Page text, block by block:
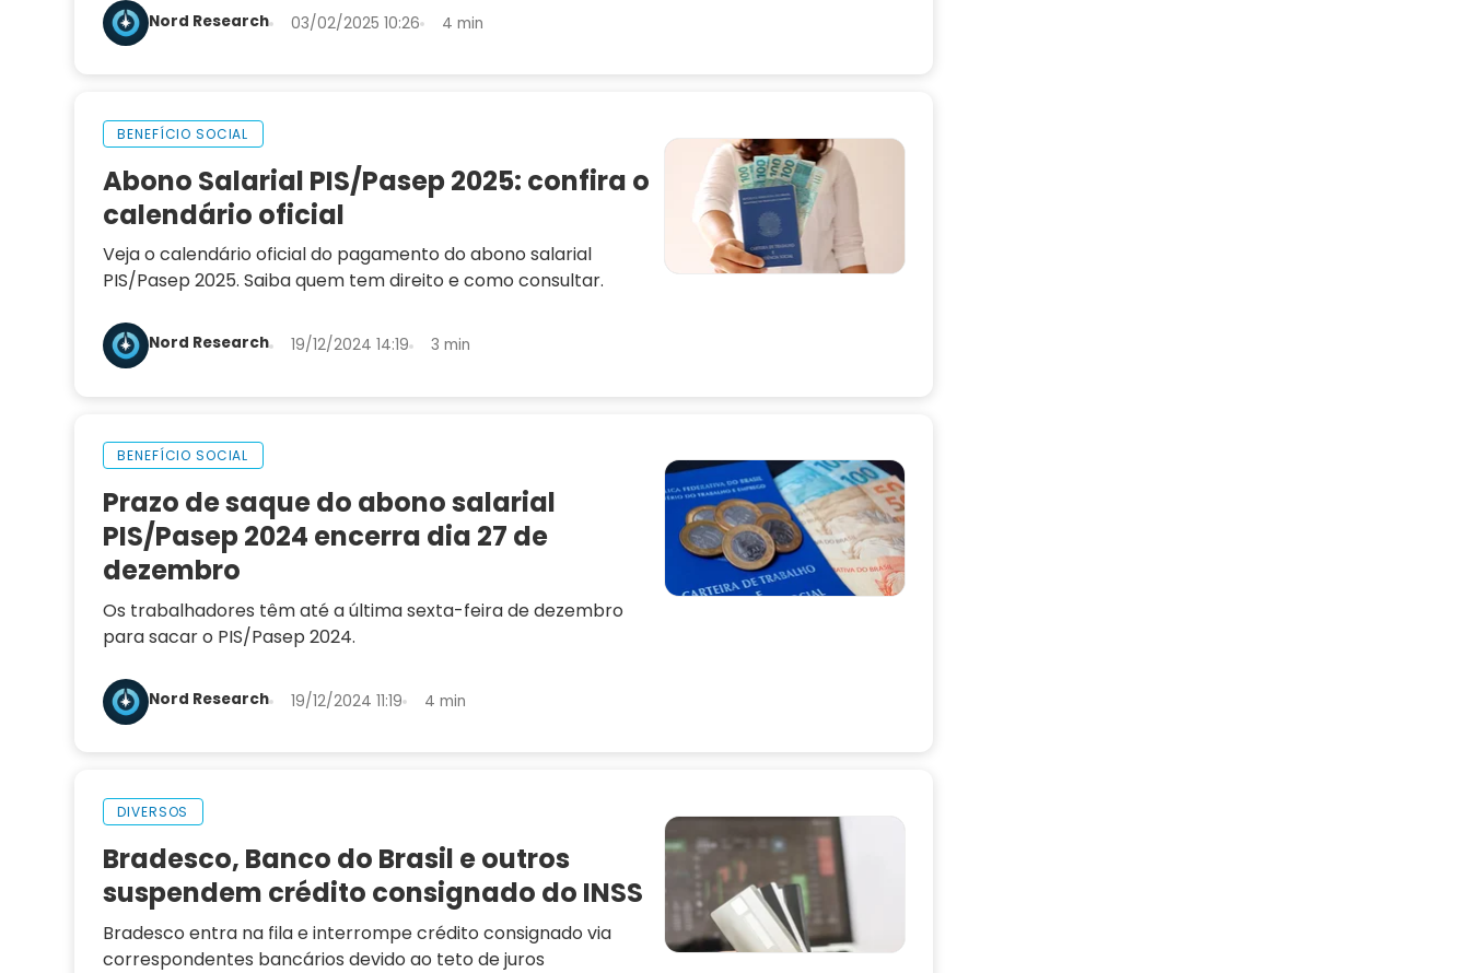
Nord Research 03/02/2025 10:26 4 min
BENEFÍCIO SOCIAL
Abono Salarial PIS/Pasep 2025: confira o
calendário oficial
Veja o calendário oficial do pagamento do abono salarial
PIS/Pasep 2025. Saiba quem tem direito e como consultar.
Nord Research 19/12/2024 14:19 3 min
BENEFÍCIO SOCIAL
Prazo de saque do abono salarial
PIS/Pasep 2024 encerra dia 27 de
dezembro
Os trabalhadores têm até a última sexta-feira de dezembro
para sacar o PIS/Pasep 2024.
Nord Research 19/12/2024 11:19 4 min
DIVERSOS
Bradesco, Banco do Brasil e outros
suspendem crédito consignado do INSS
Bradesco entra na fila e interrompe crédito consignado via
correspondentes bancários devido ao teto de juros